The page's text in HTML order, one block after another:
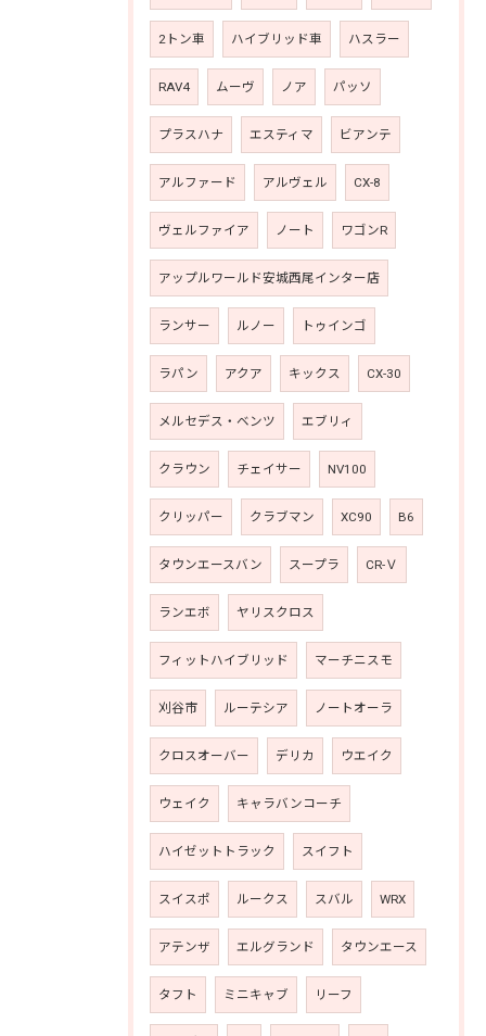
2トン車 ハイブリッド車 ハスラー
RAV4 ムーヴ ノア パッソ
プラスハナ エスティマ ビアンテ
アルファード アルヴェル CX-8
ヴェルファイア ノート ワゴンR
アップルワールド安城西尾インター店
ランサー ルノー トゥインゴ
ラパン アクア キックス CX-30
メルセデス・ベンツ エブリィ
クラウン チェイサー NV100
クリッパー クラブマン XC90 B6
タウンエースバン スープラ CR-Ｖ
ランエボ ヤリスクロス
フィットハイブリッド マーチニスモ
刈谷市 ルーテシア ノートオーラ
クロスオーバー デリカ ウエイク
ウェイク キャラバンコーチ
ハイゼットトラック スイフト
スイスポ ルークス スバル WRX
アテンザ エルグランド タウンエース
タフト ミニキャブ リーフ